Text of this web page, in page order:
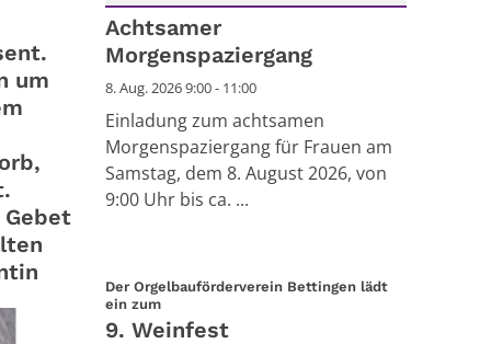
um
Datum: 8. August 2026
Achtsamer
Morgenspaziergang
8. Aug. 2026 9:00 - 11:00
Einladung zum achtsamen
Morgenspaziergang für Frauen am
Samstag, dem 8. August 2026, von
9:00 Uhr bis ca. ...
Der Orgelbauförderverein Bettingen lädt
ein zum:
9. Weinfest